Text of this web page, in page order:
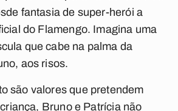
fantasia de super-herói a
do Flamengo. Imagina uma
que cabe na palma da
aos risos.
são valores que pretendem
Bruno e Patrícia não